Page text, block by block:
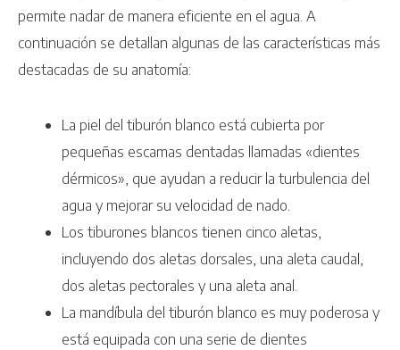
permite nadar de manera eficiente en el agua. A
continuación se detallan algunas de las características más
destacadas de su anatomía:
La piel del tiburón blanco está cubierta por
pequeñas escamas dentadas llamadas «dientes
dérmicos», que ayudan a reducir la turbulencia del
agua y mejorar su velocidad de nado.
Los tiburones blancos tienen cinco aletas,
incluyendo dos aletas dorsales, una aleta caudal,
dos aletas pectorales y una aleta anal.
La mandíbula del tiburón blanco es muy poderosa y
está equipada con una serie de dientes